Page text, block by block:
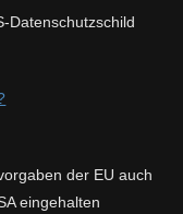
Datenschutzschild
der EU auch
eingehalten